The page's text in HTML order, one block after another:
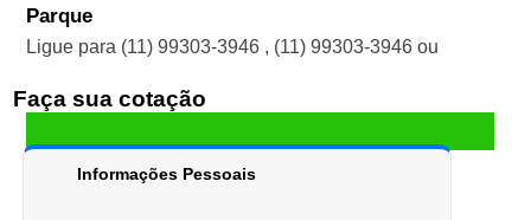
Parque
Ligue para (11) 99303-3946 , (11) 99303-3946 ou
Faça sua cotação
Informações Pessoais